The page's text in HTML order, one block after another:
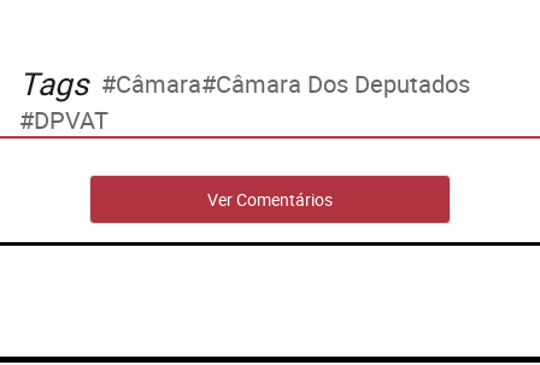
Tags Câmara Câmara Dos Deputados
DPVAT
Ver Comentários